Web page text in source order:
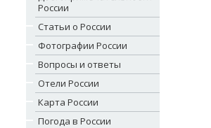
России
Статьи о России
Фотографии России
Вопросы и ответы
Отели России
Карта России
Погода в России